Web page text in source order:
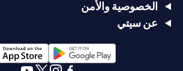
الخصوصية والأمن
عن سيتي